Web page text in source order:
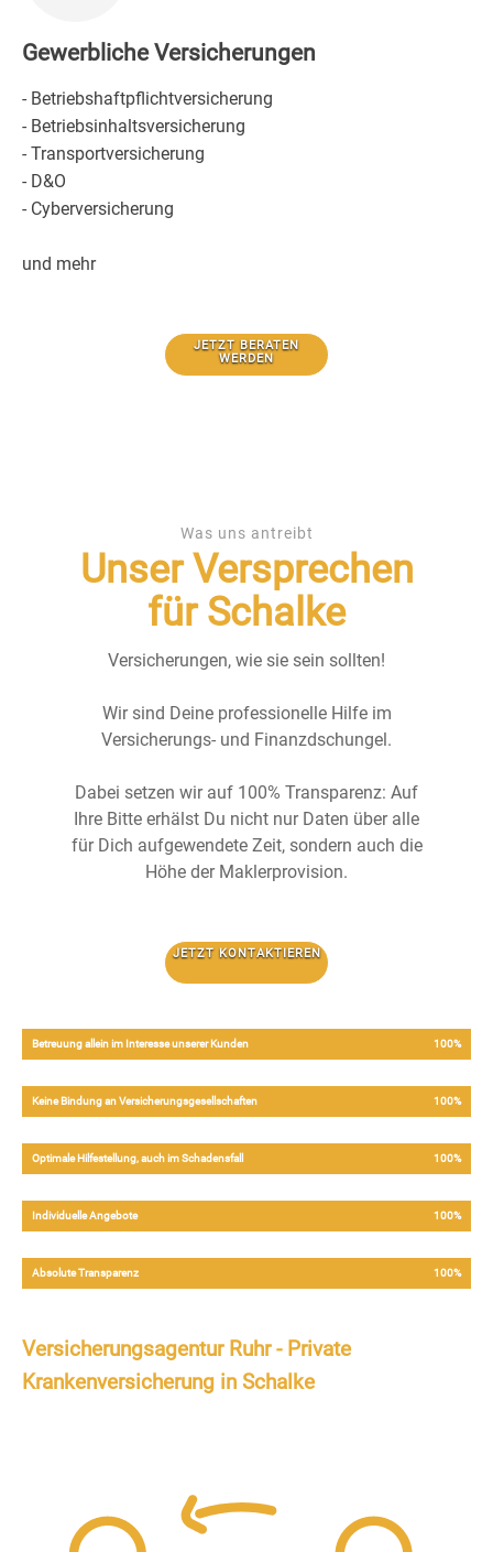
Gewerbliche Versicherungen
- Betriebshaftpflichtversicherung
- Betriebsinhaltsversicherung
- Transportversicherung
- D&O
- Cyberversicherung
und mehr
JETZT BERATEN
WERDEN
Betreuung allein im Interesse unserer Kunden 100%
Keine Bindung an Versicherungsgesellschaften 100%
Optimale Hilfestellung, auch im Schadensfall 100%
Individuelle Angebote 100%
Absolute Transparenz 100%
Was uns antreibt
Unser Versprechen
für Schalke
Versicherungen, wie sie sein sollten!
Wir sind Deine professionelle Hilfe im
Versicherungs- und Finanzdschungel.
Dabei setzen wir auf 100% Transparenz: Auf
Ihre Bitte erhälst Du nicht nur Daten über alle
für Dich aufgewendete Zeit, sondern auch die
Höhe der Maklerprovision.
JETZT KONTAKTIEREN
Versicherungsagentur Ruhr - Private
Krankenversicherung in Schalke